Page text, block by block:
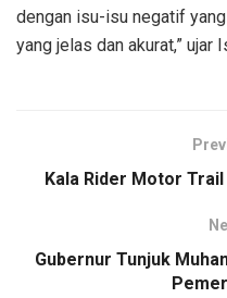
dengan isu-isu negatif
yang jelas dan akurat,” ujar
Kala Rider Motor
Gubernur Tunjuk